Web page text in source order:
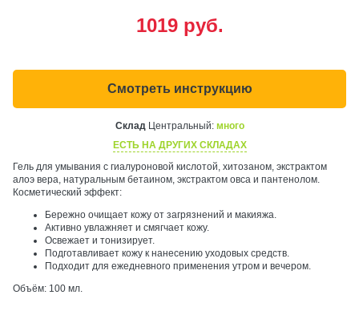
Гель для умывания с гиалуроновой кислотой, хитозаном, экстрактом
алоэ вера, натуральным бетаином, экстрактом овса и пантенолом.
Косметический эффект:
Бережно очищает кожу от загрязнений и макияжа.
Активно увлажняет и смягчает кожу.
Освежает и тонизирует.
Подготавливает кожу к нанесению уходовых средств.
Подходит для ежедневного применения утром и вечером.
Объём: 100 мл.
1019 руб.
Смотреть инструкцию
СкладЦентральный: много
ЕСТЬ НА ДРУГИХ СКЛАДАХ